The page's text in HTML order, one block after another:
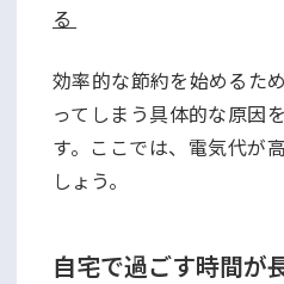
る
効率的な節約を始めるた
ってしまう具体的な原因
す。ここでは、電気代が
しょう。
自宅で過ごす時間が